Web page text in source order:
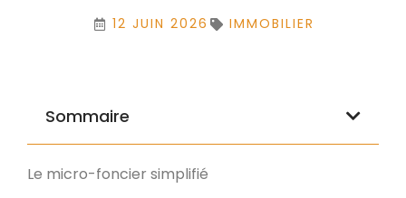
12 JUIN 2026 IMMOBILIER
Sommaire
Le micro-foncier simplifié